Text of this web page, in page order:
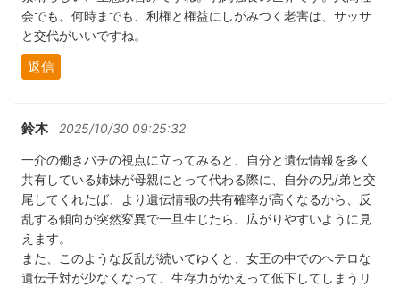
会でも。何時までも、利権と権益にしがみつく老害は、サッサ
と交代がいいですね。
返信
鈴木 2025/10/30 09:25:32
一介の働きバチの視点に立ってみると、自分と遺伝情報を多く
共有している姉妹が母親にとって代わる際に、自分の兄/弟と交
尾してくれたば、より遺伝情報の共有確率が高くなるから、反
乱する傾向が突然変異で一旦生じたら、広がりやすいように見
えます。
また、このような反乱が続いてゆくと、女王の中でのヘテロな
遺伝子対が少なくなって、生存力がかえって低下してしまうリ